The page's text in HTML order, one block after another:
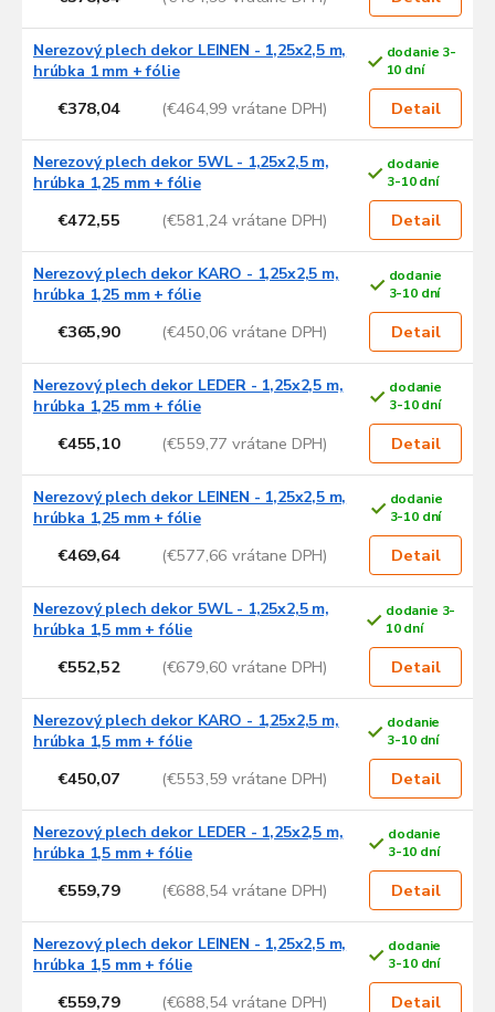
Nerezový plech dekor LEINEN - 1,25x2,5 m,
hrúbka 1 mm + fólie
dodanie 3-
10 dní
€378,04 (€464,99 vrátane DPH) Detail
Nerezový plech dekor 5WL - 1,25x2,5 m,
hrúbka 1,25 mm + fólie
dodanie
3-10 dní
€472,55 (€581,24 vrátane DPH) Detail
Nerezový plech dekor KARO - 1,25x2,5 m,
hrúbka 1,25 mm + fólie
dodanie
3-10 dní
€365,90 (€450,06 vrátane DPH) Detail
Nerezový plech dekor LEDER - 1,25x2,5 m,
hrúbka 1,25 mm + fólie
dodanie
3-10 dní
€455,10 (€559,77 vrátane DPH) Detail
Nerezový plech dekor LEINEN - 1,25x2,5 m,
hrúbka 1,25 mm + fólie
dodanie
3-10 dní
€469,64 (€577,66 vrátane DPH) Detail
Nerezový plech dekor 5WL - 1,25x2,5 m,
hrúbka 1,5 mm + fólie
dodanie 3-
10 dní
€552,52 (€679,60 vrátane DPH) Detail
Nerezový plech dekor KARO - 1,25x2,5 m,
hrúbka 1,5 mm + fólie
dodanie
3-10 dní
€450,07 (€553,59 vrátane DPH) Detail
Nerezový plech dekor LEDER - 1,25x2,5 m,
hrúbka 1,5 mm + fólie
dodanie
3-10 dní
€559,79 (€688,54 vrátane DPH) Detail
Nerezový plech dekor LEINEN - 1,25x2,5 m,
hrúbka 1,5 mm + fólie
dodanie
3-10 dní
€559,79 (€688,54 vrátane DPH) Detail